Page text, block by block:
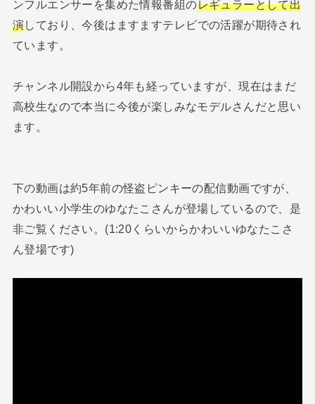
ンフルエンサーを集めた情報番組のレギュラーとして出
演しており、今後はますますテレビでの活躍が期待され
ています。
チャンネル開設から4年も経っていますが、現在はまだ
高校生なので本当に今後が楽しみなモデルさんだと思い
ます。
下の動画は約5年前の怪盗ピンキーの配信動画ですが、
かわいい小学生のゆなたこさんが登場しているので、是
非ご覧ください。(1:20くらいからかわいいゆなたこさ
ん登場です)